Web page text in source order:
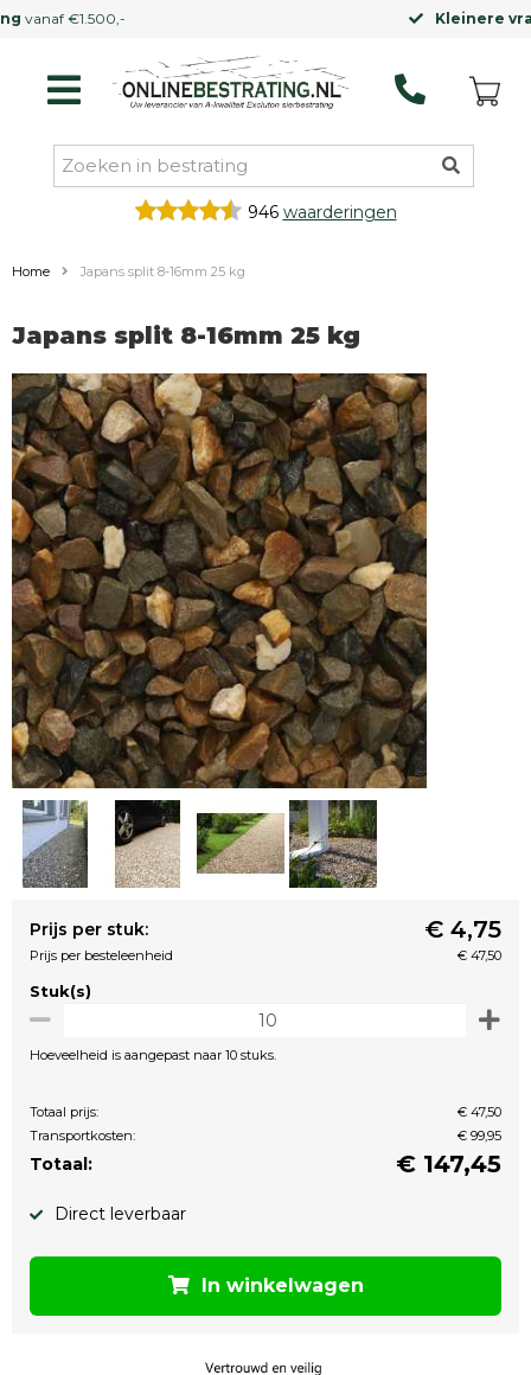
946 waarderingen
Home Japans split 8-16mm 25 kg
Japans split 8-16mm 25 kg
Prijs per stuk: € 4,75
Prijs per besteleenheid € 47,50
Stuk(s)
Hoeveelheid is aangepast naar 10 stuks.
Totaal prijs:
€ 47,50
Transportkosten:
€ 99,95
Totaal: € 147,45
Direct leverbaar
In winkelwagen